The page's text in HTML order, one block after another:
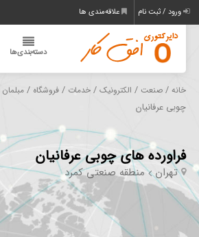
ورود / ثبت نام علاقه‌مندی ها
دسته‌بندی‌ها
خانه /صنعت / الکترونیک /خدمات /فروشگاه /مبلمان
چوبی عرفانیان
فراورده های چوبی عرفانیان
تهران منطقه صنعتی کمرد